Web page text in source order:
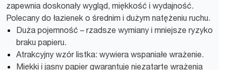
zapewnia doskonały wygląd, miękkość i wydajność.
Polecany do łazienek o średnim i dużym natężeniu ruchu.
Duża pojemność – rzadsze wymiany i mniejsze ryzyko
braku papieru.
Atrakcyjny wzór listka: wywiera wspaniałe wrażenie.
Miękki i jasny papier gwarantuje niezatarte wrażenia